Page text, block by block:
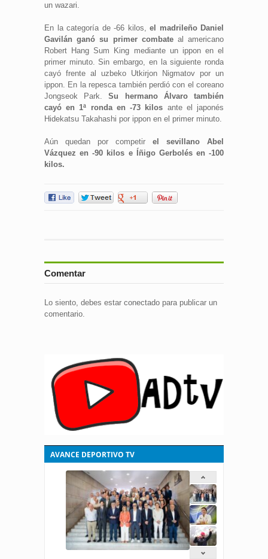
un wazari.
En la categoría de -66 kilos, el madrileño Daniel
Gavilán ganó su primer combateal americano
Robert Hang Sum King mediante un ippon en el
primer minuto. Sin embargo, en la siguiente ronda
cayó frente al uzbeko Utkirjon Nigmatov por un
ippon. En la repesca también perdió con el coreano
Jongseok Park.Su hermano Álvaro también
cayó en 1ª ronda en -73 kilos ante el japonés
Hidekatsu Takahashi por ippon en el primer minuto.
Aún quedan por competir el sevillano Abel
Vázquez en -90 kilos e Íñigo Gerbolés en -100
kilos.
Comentar
Lo siento, debes estar conectado para publicar un
comentario.
AVANCE DEPORTIVO TV